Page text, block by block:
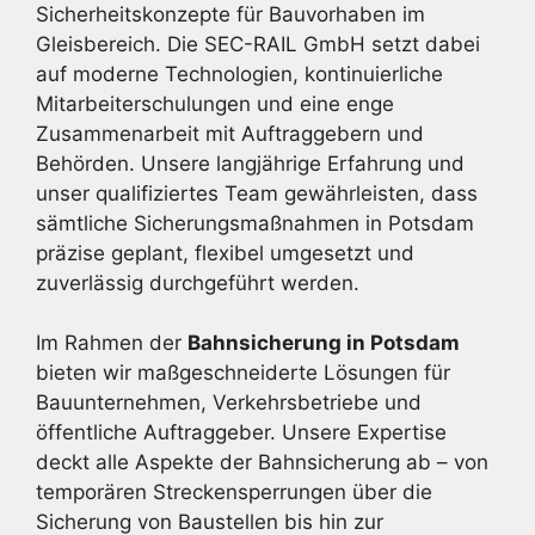
Sicherheitskonzepte für Bauvorhaben im
Gleisbereich. Die SEC-RAIL GmbH setzt dabei
auf moderne Technologien, kontinuierliche
Mitarbeiterschulungen und eine enge
Zusammenarbeit mit Auftraggebern und
Behörden. Unsere langjährige Erfahrung und
unser qualifiziertes Team gewährleisten, dass
sämtliche Sicherungsmaßnahmen in Potsdam
präzise geplant, flexibel umgesetzt und
zuverlässig durchgeführt werden.
Im Rahmen der Bahnsicherung in Potsdam
bieten wir maßgeschneiderte Lösungen für
Bauunternehmen, Verkehrsbetriebe und
öffentliche Auftraggeber. Unsere Expertise
deckt alle Aspekte der Bahnsicherung ab – von
temporären Streckensperrungen über die
Sicherung von Baustellen bis hin zur